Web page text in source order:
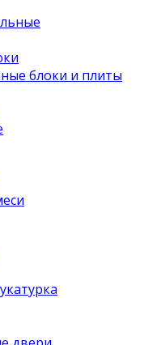
блоки и плиты